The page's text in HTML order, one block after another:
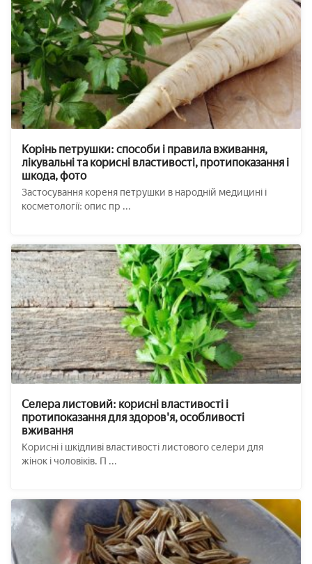
Корінь петрушки: способи і правила вживання,
лікувальні та корисні властивості, протипоказання і
шкода, фото
Застосування кореня петрушки в народній медицині і
косметології: опис пр ...
Селера листовий: корисні властивості і
протипоказання для здоров'я, особливості
вживання
Корисні і шкідливі властивості листового селери для
жінок і чоловіків. П ...